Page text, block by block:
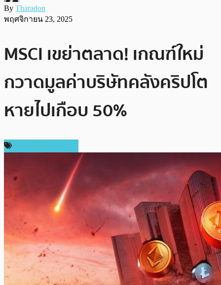
By Tharadon
พฤศจิกายน 23, 2025
MSCI เขย่าตลาด! เกณฑ์ใหม่
กวาดมูลค่าบริษัทคลังคริปโต
หายไปเกือบ 50%